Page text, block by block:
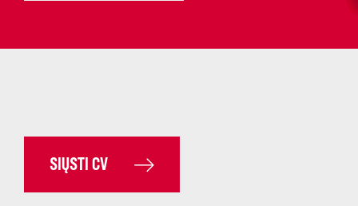
SIŲSTI CV